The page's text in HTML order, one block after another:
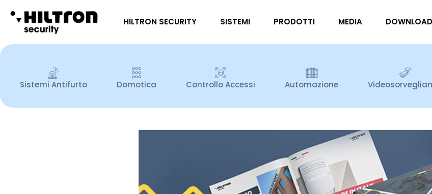
HILTRON SECURITY SISTEMI PRODOTTI MEDIA DOWNLOAD
Sistemi Antifurto Domotica Controllo Accessi Automazione